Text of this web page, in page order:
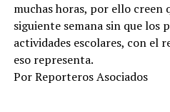
muchas horas, por ello creen
siguiente semana sin que los
actividades escolares, con el
eso representa.
Por Reporteros Asociados